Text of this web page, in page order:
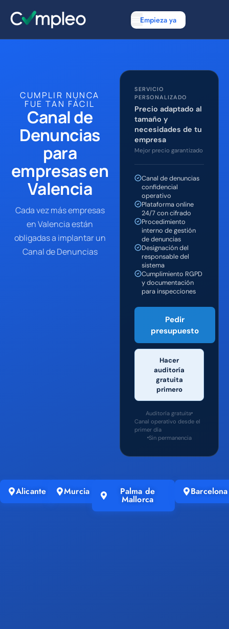
Empieza ya
CUMPLIR NUNCA
FUE TAN FÁCIL
Canal de
Denuncias
para
empresas en
Valencia
Cada vez más empresas
en Valencia están
obligadas a implantar un
Canal de Denuncias
SERVICIO
PERSONALIZADO
Precio adaptado al
tamaño y
necesidades de tu
empresa
Mejor precio garantizado
Canal de denuncias
confidencial
operativo
Plataforma online
24/7 con cifrado
Procedimiento
interno de gestión
de denuncias
Designación del
responsable del
sistema
Cumplimiento RGPD
y documentación
para inspecciones
Pedir
presupuesto
Hacer
auditoría
gratuita
primero
Auditoría gratuita
Canal operativo desde el
primer día
Sin permanencia
Alicante Murcia Palma de
Mallorca
Barcelona